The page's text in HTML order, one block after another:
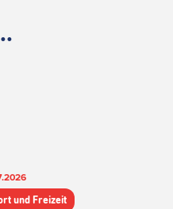
und Freizeit